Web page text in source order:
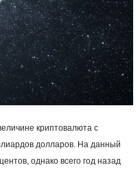
криптовалюта с
долларов. На данный
однако всего год назад